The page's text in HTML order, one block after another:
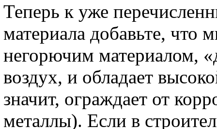
Теперь к уже
материала добавьте, что
негорючим материалом,
воздух, и обладает
значит, ограждает от
металлы). Если в